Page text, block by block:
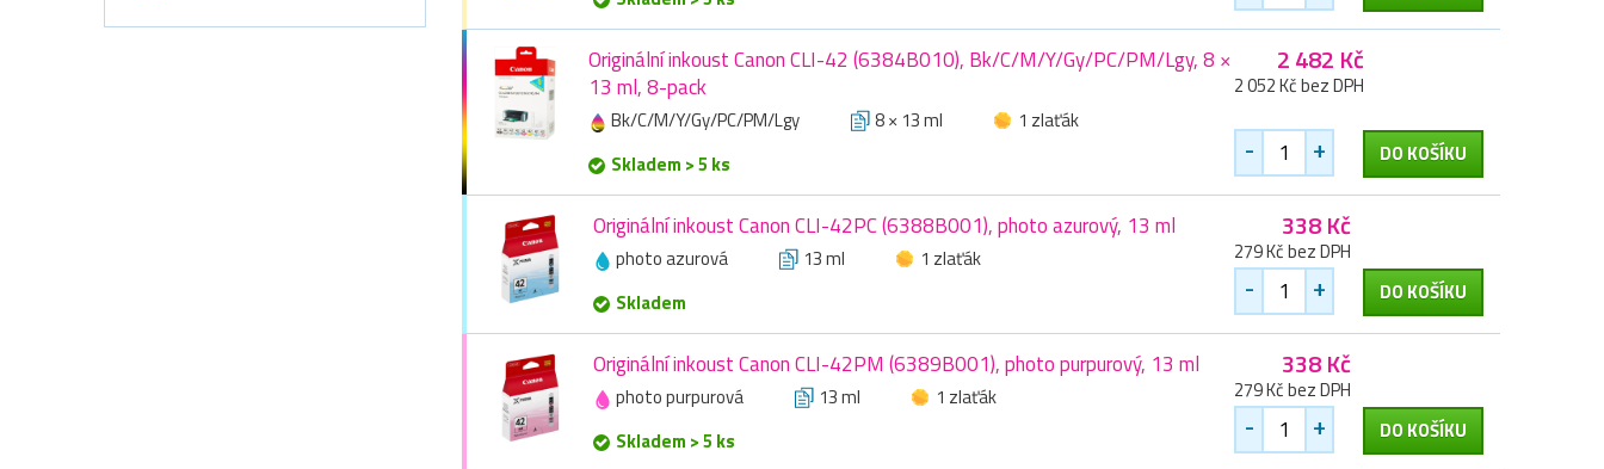
Originální inkoust Canon CLI-42 (6384B010), Bk/C/M/Y/Gy/PC/PM/Lgy, 8 ×
13 ml, 8-pack
Bk/C/M/Y/Gy/PC/PM/Lgy 8 × 13 ml
1 zlaťák
Skladem > 5 ks
2 482 Kč
2 052 Kč bez DPH
- + DO KOŠÍKU
Originální inkoust Canon CLI-42PC (6388B001), photo azurový, 13 ml
photo azurová 13 ml
1 zlaťák
Skladem
338 Kč
279 Kč bez DPH
- + DO KOŠÍKU
Originální inkoust Canon CLI-42PM (6389B001), photo purpurový, 13 ml
photo purpurová 13 ml
1 zlaťák
Skladem > 5 ks
338 Kč
279 Kč bez DPH
- + DO KOŠÍKU